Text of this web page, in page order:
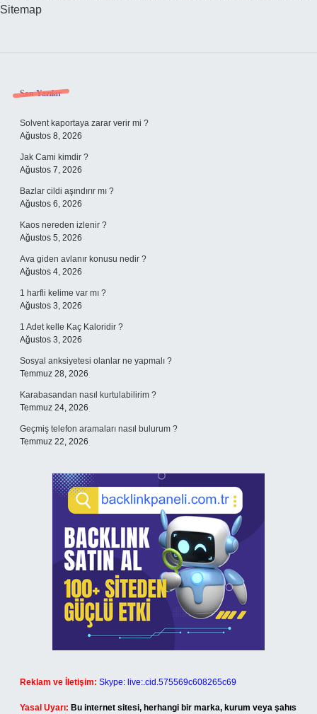
Sitemap
Sidebar
Son Yazılar
Solvent kaportaya zarar verir mi ?
Ağustos 8, 2026
Jak Cami kimdir ?
Ağustos 7, 2026
Bazlar cildi aşındırır mı ?
Ağustos 6, 2026
Kaos nereden izlenir ?
Ağustos 5, 2026
Ava giden avlanır konusu nedir ?
Ağustos 4, 2026
1 harfli kelime var mı ?
Ağustos 3, 2026
1 Adet kelle Kaç Kaloridir ?
Ağustos 3, 2026
Sosyal anksiyetesi olanlar ne yapmalı ?
Temmuz 28, 2026
Karabasandan nasıl kurtulabilirim ?
Temmuz 24, 2026
Geçmiş telefon aramaları nasıl bulurum ?
Temmuz 22, 2026
Reklam ve İletişim: Skype: live:.cid.575569c608265c69
Yasal Uyarı: Bu internet sitesi, herhangi bir marka, kurum veya şahıs